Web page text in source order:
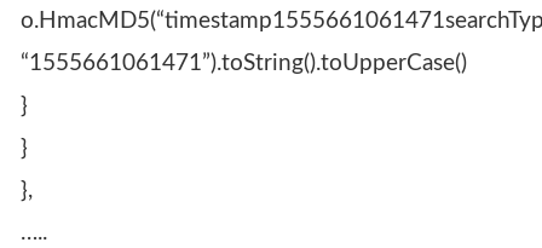
“1555661061471”).toString().toUpperCase()
}
}
},
…..